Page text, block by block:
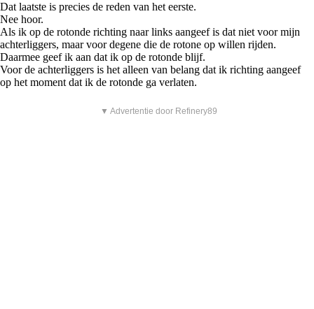
Dat laatste is precies de reden van het eerste.
Nee hoor.
Als ik op de rotonde richting naar links aangeef is dat niet voor mijn
achterliggers, maar voor degene die de rotone op willen rijden.
Daarmee geef ik aan dat ik op de rotonde blijf.
Voor de achterliggers is het alleen van belang dat ik richting aangeef
op het moment dat ik de rotonde ga verlaten.
▼ Advertentie door Refinery89